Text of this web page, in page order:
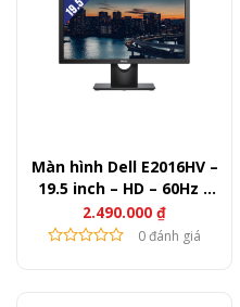
Màn hình Dell E2016HV –
19.5 inch – HD – 60Hz –
200nits
2.490.000 ₫
0 đánh giá